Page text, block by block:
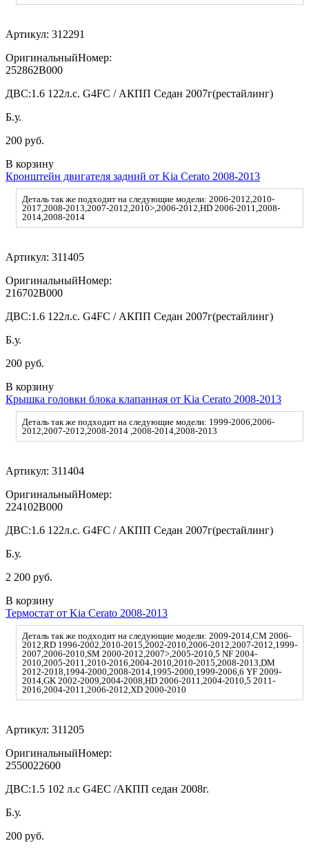
Артикул: 312291
ОригинальныйНомер:
252862B000
ДВС:1.6 122л.с. G4FC / АКПП Седан 2007г(рестайлинг)
Б.у.
200 руб.
В корзину
Кронштейн двигателя задний от Kia Cerato 2008-2013
Деталь так же подходит на следующие модели: 2006-2012,2010-
2017,2008-2013,2007-2012,2010>,2006-2012,HD 2006-2011,2008-
2014,2008-2014
Артикул: 311405
ОригинальныйНомер:
216702B000
ДВС:1.6 122л.с. G4FC / АКПП Седан 2007г(рестайлинг)
Б.у.
200 руб.
В корзину
Крышка головки блока клапанная от Kia Cerato 2008-2013
Деталь так же подходит на следующие модели: 1999-2006,2006-
2012,2007-2012,2008-2014 ,2008-2014,2008-2013
Артикул: 311404
ОригинальныйНомер:
224102B000
ДВС:1.6 122л.с. G4FC / АКПП Седан 2007г(рестайлинг)
Б.у.
2 200 руб.
В корзину
Термостат от Kia Cerato 2008-2013
Деталь так же подходит на следующие модели: 2009-2014,CM 2006-
2012,RD 1996-2002,2010-2015,2002-2010,2006-2012,2007-2012,1999-
2007,2006-2010,SM 2000-2012,2007>,2005-2010,5 NF 2004-
2010,2005-2011,2010-2016,2004-2010,2010-2015,2008-2013,DM
2012-2018,1994-2000,2008-2014,1995-2000,1999-2006,6 YF 2009-
2014,GK 2002-2009,2004-2008,HD 2006-2011,2004-2010,5 2011-
2016,2004-2011,2006-2012,XD 2000-2010
Артикул: 311205
ОригинальныйНомер:
2550022600
ДВС:1.5 102 л.с G4EC /АКПП седан 2008г.
Б.у.
200 руб.